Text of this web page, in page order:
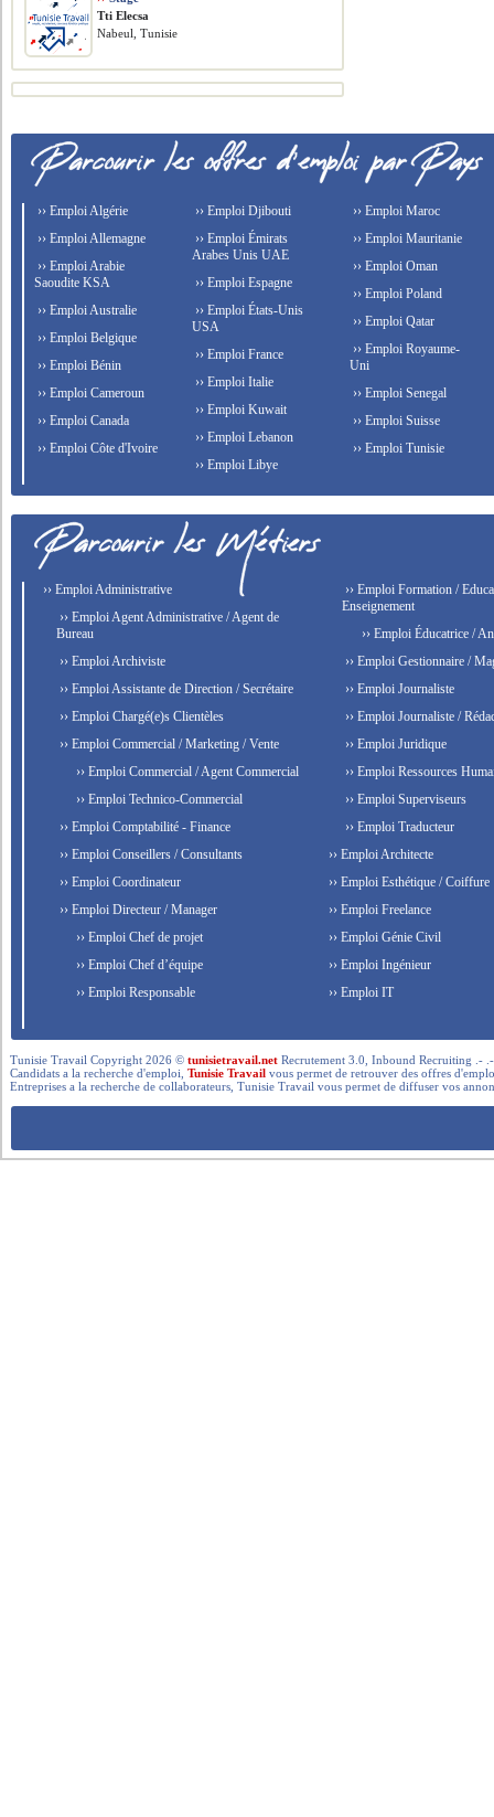
Tti Elecsa
Nabeul, Tunisie
›› Emploi Algérie
›› Emploi Allemagne
›› Emploi Arabie
Saoudite KSA
›› Emploi Australie
›› Emploi Belgique
›› Emploi Bénin
›› Emploi Cameroun
›› Emploi Canada
›› Emploi Côte d'Ivoire
›› Emploi Djibouti
›› Emploi Émirats
Arabes Unis UAE
›› Emploi Espagne
›› Emploi États-Unis
USA
›› Emploi France
›› Emploi Italie
›› Emploi Kuwait
›› Emploi Lebanon
›› Emploi Libye
›› Emploi Maroc
›› Emploi Mauritanie
›› Emploi Oman
›› Emploi Poland
›› Emploi Qatar
›› Emploi Royaume-
Uni
›› Emploi Senegal
›› Emploi Suisse
›› Emploi Tunisie
›› Emploi Administrative
›› Emploi Agent Administrative / Agent de
Bureau
›› Emploi Archiviste
›› Emploi Assistante de Direction / Secrétaire
›› Emploi Chargé(e)s Clientèles
›› Emploi Commercial / Marketing / Vente
›› Emploi Commercial / Agent Commercial
›› Emploi Technico-Commercial
›› Emploi Comptabilité - Finance
›› Emploi Conseillers / Consultants
›› Emploi Coordinateur
›› Emploi Directeur / Manager
›› Emploi Chef de projet
›› Emploi Chef d’équipe
›› Emploi Responsable
›› Emploi Formation /
Enseignement
›› Emploi Éducatrice /
›› Emploi Gestionnaire /
›› Emploi Journaliste
›› Emploi Journaliste /
›› Emploi Juridique
›› Emploi Ressources
›› Emploi Superviseurs
›› Emploi Traducteur
›› Emploi Architecte
›› Emploi Esthétique / Coiffure
›› Emploi Freelance
›› Emploi Génie Civil
›› Emploi Ingénieur
›› Emploi IT
Tunisie Travail Copyright 2026 ©tunisietravail.net Recrutement 3.0, Inbound Recruiting .-
Candidats a la recherche d'emploi,Tunisie Travail vous permet de retrouver des offres
Entreprises a la recherche de collaborateurs, Tunisie Travail vous permet de diffuser vos